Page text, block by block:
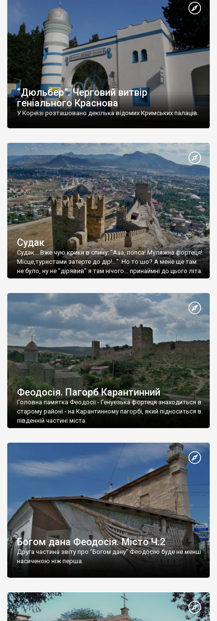
“Дюльбер”. Черговий витвір
геніального Краснова
У Кореїзі розташовано декілька відомих Кримських палаців.
Судак
Судак... Вже чую крики в спину: "Ааа, попса! Муляжна фортеця!
Місце,туристами затерте до дір!..." Но то шо? А мене ще там
не було, ну не "дірявив" я там нічого... принаймні до цього літа.
Феодосія. Пагорб Карантинний
Головна памятка Феодосії - Генуезька фортеця знаходиться в
старому районі - на Карантинному пагорбі, який підноситься в
південній частині міста.
Богом дана Феодосія. Місто Ч.2
Друга частина звіту про "Богом дану" Феодосію буде не менш
насиченою ніж перша.